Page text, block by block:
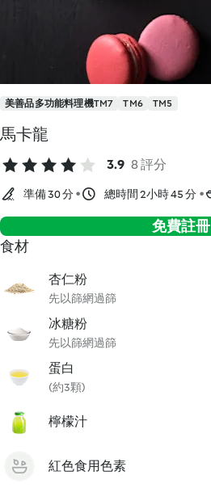
美善品多功能料理機TM7 TM6 TM5
馬卡龍
3.9 8 評分
準備 30 分 總時間 2小時 45 分
免費註冊
食材
杏仁粉
先以篩網過篩
冰糖粉
先以篩網過篩
蛋白
(約3顆)
檸檬汁
紅色食用色素